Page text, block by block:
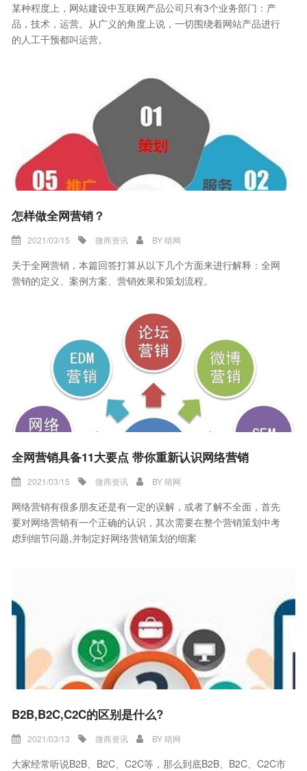
某种程度上，网站建设中互联网产品公司只有3个业务部门：产
品，技术，运营。从广义的角度上说，一切围绕着网站产品进行
的人工干预都叫运营。
怎样做全网营销？
2021/03/15 微商资讯 BY晴网
关于全网营销，本篇回答打算从以下几个方面来进行解释：全网
营销的定义、案例方案、营销效果和策划流程。
全网营销具备11大要点 带你重新认识网络营销
2021/03/15 微商资讯 BY晴网
网络营销有很多朋友还是有一定的误解，或者了解不全面，首先
要对网络营销有一个正确的认识，其次需要在整个营销策划中考
虑到细节问题,并制定好网络营销策划的细案
B2B,B2C,C2C的区别是什么?
2021/03/13 微商资讯 BY晴网
大家经常听说B2B、B2C、C2C等，那么到底B2B、B2C、C2C市